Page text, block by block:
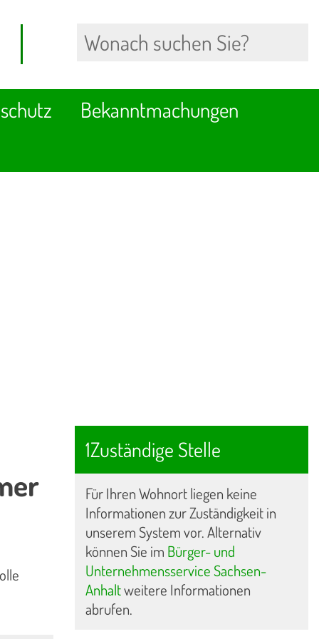
Bekanntmachungen
1Zuständige Stelle
Für Ihren Wohnort liegen keine
Informationen zur Zuständigkeit in
unserem System vor. Alternativ
können Sie im Bürger- und
Unternehmensservice Sachsen-
Anhaltweitere Informationen
abrufen.